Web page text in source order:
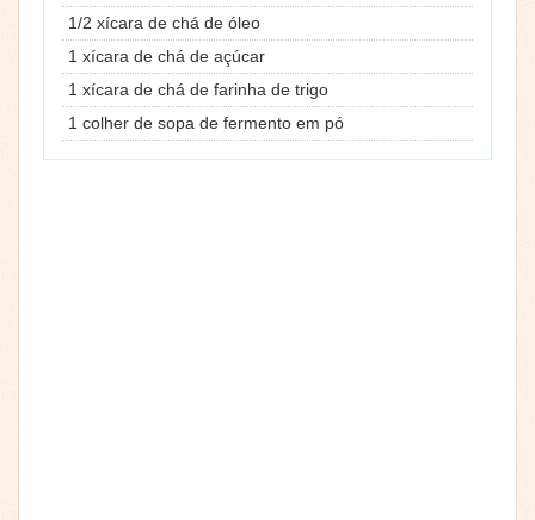
1/2 xícara de chá de óleo
1 xícara de chá de açúcar
1 xícara de chá de farinha de trigo
1 colher de sopa de fermento em pó